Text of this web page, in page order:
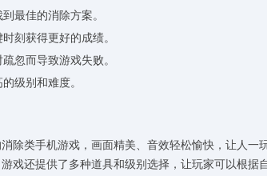
最佳的消除方案。
刻获得更好的成绩。
忽而导致游戏失败。
级别和难度。
消除类手机游戏，画面精美、音效轻松愉快，让人
戏还提供了多种道具和级别选择，让玩家可以根